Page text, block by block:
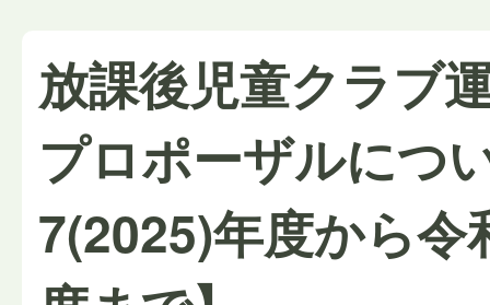
放課後児童クラブ
プロポーザルにつ
7(2025)年度から令